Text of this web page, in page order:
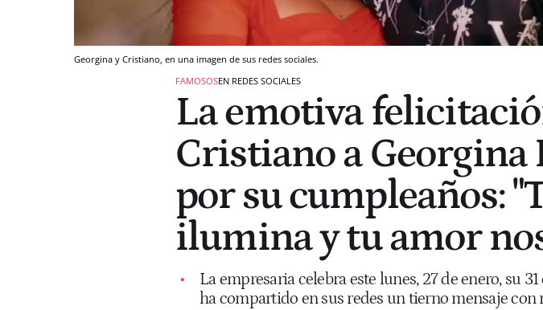
Georgina y Cristiano, en una imagen de sus redes sociales.
FAMOSOSEN REDES SOCIALES
La emotiva
Cristiano a Georgina
por su cumpleaños:
ilumina y tu amor
La empresaria celebra este lunes, 27 de enero, su
ha compartido en sus redes un tierno mensaje